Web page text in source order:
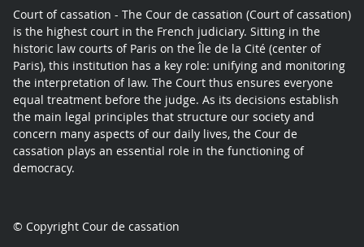
Court of cassation - The Cour de cassation (Court of cassation)
is the highest court in the French judiciary. Sitting in the
historic law courts of Paris on the Île de la Cité (center of
Paris), this institution has a key role: unifying and monitoring
the interpretation of law. The Court thus ensures everyone
equal treatment before the judge. As its decisions establish
the main legal principles that structure our society and
concern many aspects of our daily lives, the Cour de
cassation plays an essential role in the functioning of
democracy.
© Copyright Cour de cassation